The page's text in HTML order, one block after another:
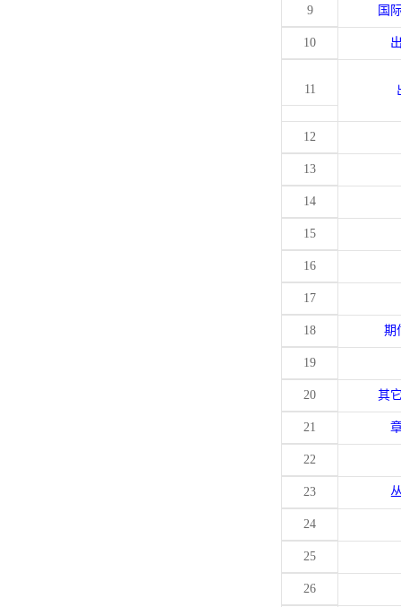
9 国
10
11
12
13
14
15
16
17
18 期
19
20 其
21
22
23
24
25
26